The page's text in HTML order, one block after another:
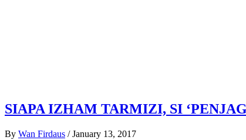
SIAPA IZHAM TARMIZI, SI
By Wan Firdaus / January 13, 2017